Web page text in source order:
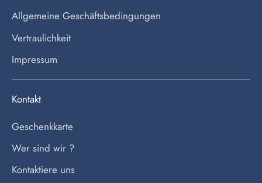
Allgemeine Geschäftsbedingungen
Vertraulichkeit
Impressum
Kontakt
Geschenkkarte
Wer sind wir ?
Kontaktiere uns